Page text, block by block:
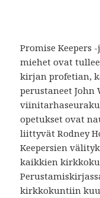
Promise Keepers
miehet ovat
kirjan profetian,
perustaneet John
opetukset ovat
liittyvät Rodney
Keepersien
kaikkien
kirkkokuntiin